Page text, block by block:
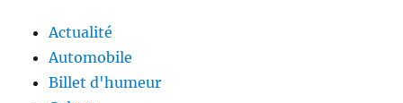
Actualité
Automobile
Billet d'humeur